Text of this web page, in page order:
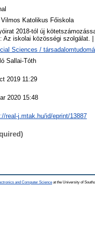
Katolikus Főiskola
2018-tól új
Az iskolai közösségi szolgálat.
Sciences /
Sallai-Tóth
2019 11:29
2020 15:48
real-j.mtak.hu/id/eprint/13887
and Computer Science at the University of